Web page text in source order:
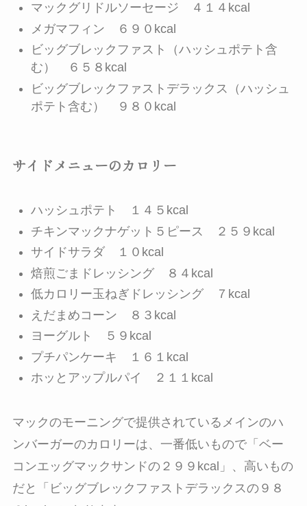
マックグリドルソーセージ ４１４kcal
メガマフィン ６９０kcal
ビッグブレックファスト（ハッシュポテト含
む） ６５８kcal
ビッグブレックファストデラックス（ハッシュ
ポテト含む） ９８０kcal
サイドメニューのカロリー
ハッシュポテト １４５kcal
チキンマックナゲット５ピース ２５９kcal
サイドサラダ １０kcal
焙煎ごまドレッシング ８４kcal
低カロリー玉ねぎドレッシング ７kcal
えだまめコーン ８３kcal
ヨーグルト ５９kcal
プチパンケーキ １６１kcal
ホッとアップルパイ ２１１kcal
マックのモーニングで提供されているメインのハ
ンバーガーのカロリーは、一番低いもので「ベー
コンエッグマックサンドの２９９kcal」、高いもの
だと「ビッグブレックファストデラックスの９８